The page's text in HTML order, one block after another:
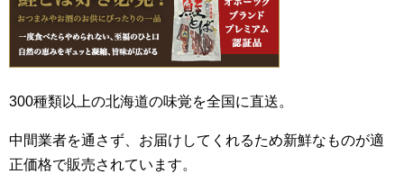
300種類以上の北海道の味覚を全国に直送。
中間業者を通さず、お届けしてくれるため新鮮なものが適
正価格で販売されています。